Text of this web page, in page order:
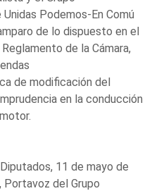
Podemos-En Comú
de lo dispuesto en el
de la Cámara,
de modificación del
en la conducción
11 de mayo de
Portavoz del Grupo